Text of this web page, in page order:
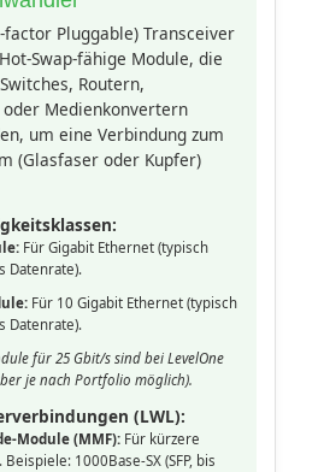
factor Pluggable) Transceiver
Swap-fähige Module, die
Routern,
Medienkonvertern
um eine Verbindung zum
(Glasfaser oder Kupfer)
Für Gigabit Ethernet (typisch
Datenrate).
Für 10 Gigabit Ethernet (typisch
Datenrate).
für 25 Gbit/s sind bei LevelOne
je nach Portfolio möglich).
(LWL):
Module (MMF): Für kürzere
Beispiele: 1000Base-SX (SFP, bis